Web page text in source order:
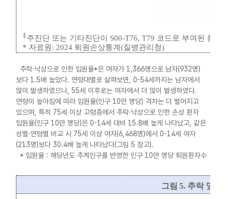
‡주진단 또는 기타진단이 S00-T76, T79 코드로 부여된 환자
* 자료원 : 2024 퇴원손상통계 (질병관리청)
추락·낙상으로 인한 입원율*은 여자가 1,366명으로 남자(932명)
보다 1.5배 높았다. 연령대별로 살펴보면, 0-54세까지는 남자에서
많이 발생하였으나, 55세 이후로는 여자에서 더 많이 발생하였다.
연령이 높아짐에 따라 입원율(인구 10만 명당) 격차는 더 벌어지고
있으며, 특히 75세 이상 고령층에서 추락·낙상으로 인한 손상 환자
입원율(인구 10만 명당)은 0-14세 대비 15.8배 높게 나타났고, 같은
성별·연령별 비교 시 75세 이상 여자(6,468명)에서 0-14세 여자
(213명)보다 30.4배 높게 나타났다(그림 5 참고).
* 입원율 : 해당년도 추계인구를 반영한 인구 10만 명당 퇴원환자수
그림5. 추락 및